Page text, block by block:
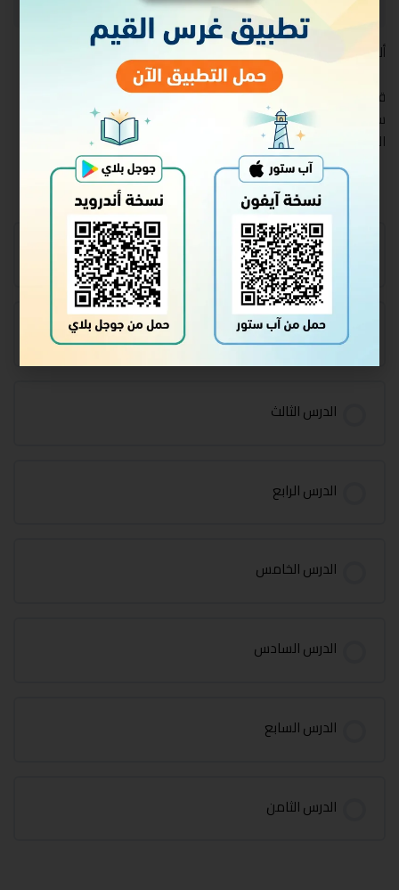
ألقي عام ١٤٣١ه
قصة المسيح الدجال ونزول عيسى عليه الصلاة والسلام وقتله إياه على
سياق رواية أبي أمامة رضي الله عنه مضافاً إليه ما صح عن غيره من
الصحابة رضي الله عنهم للشيخ الألباني رحمه الله.
محتوى الدورة
الدرس الأول
الدرس الثاني
الدرس الثالث
الدرس الرابع
الدرس الخامس
الدرس السادس
الدرس السابع
الدرس الثامن